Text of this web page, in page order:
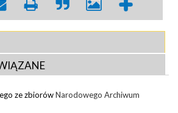
ze zbiorówNarodowego Archiwum